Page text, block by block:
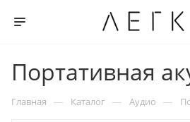
Портативная
Главная — Каталог — Аудио —